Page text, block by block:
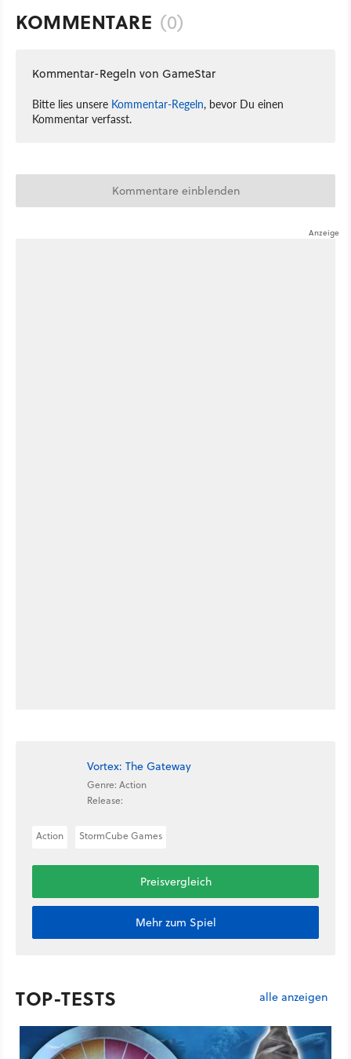
KOMMENTARE (0)
Kommentar-Regeln von GameStar
Bitte lies unsere Kommentar-Regeln, bevor Du einen
Kommentar verfasst.
Kommentare einblenden
Vortex: The Gateway
Genre: Action
Release:
Action StormCube Games
Preisvergleich
Mehr zum Spiel
TOP-TESTS alle anzeigen